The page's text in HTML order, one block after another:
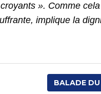
». Comme
implique la
BALADE DU